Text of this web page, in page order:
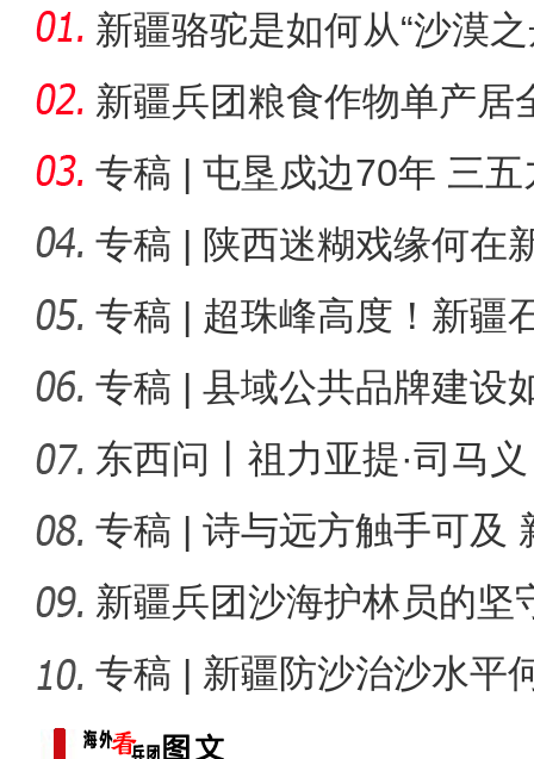
巧手烹饪展厨艺 香飘
新疆骆驼是如何从“沙漠
舟”的
新疆兵团粮食作物单产居
哪些
专稿 | 屯垦戍边70年 三
海播
专稿 | 陕西迷糊戏缘何在
专稿 | 超珠峰高度！新疆
深度？
专稿 | 县域公共品牌建设
兴？
东西问丨祖力亚提·司马
况，谁最
专稿 | 诗与远方触手可及
能“多彩
新疆兵团沙海护林员的坚
林，防
专稿 | 新疆防沙治沙水平